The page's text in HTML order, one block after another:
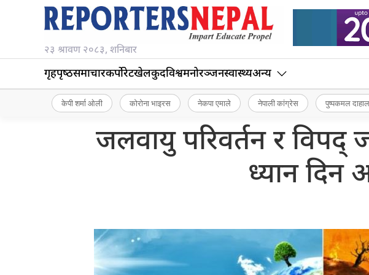
२३ श्रावण २०८३, शनिबार
गृहपृष्‍ठसमाचारकर्पोरेटखेलकुदविश्वमनोरञ्जनस्वास्थ्यअन्य
केपी शर्मा ओली कोरोना भाइरस नेकपा एमाले नेपाली कांग्रेस पुष्पकमल
जलवायु परिवर्तन र विपद्
ध्यान दिन